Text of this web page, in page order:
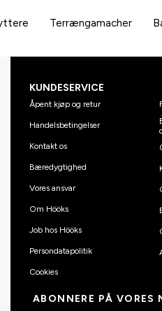
Terrængamacher
KUNDESERVICE
Åpent kjøp og retur
Handelsbetingelser
Kontakt os
Bæredygtighed
Vores ansvar
Om Hööks
Job hos Hööks
Persondatapolitik
Cookies
ABONNERE PÅ VORES